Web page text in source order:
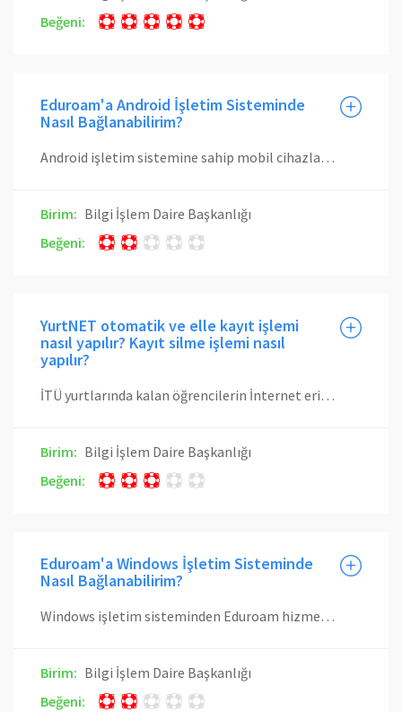
Beğeni:
Eduroam'a Android İşletim Sisteminde
Nasıl Bağlanabilirim?
Android işletim sistemine sahip mobil cihazlardan eduroam ağına bağlanmak için buradaki video takip edilmeli veya aşağıda verilen doküman takip edilmelidir. Mobil İşletim Sistemlerinde Eduroam Bağlantı Ayarları
Birim: Bilgi İşlem Daire Başkanlığı
Beğeni:
YurtNET otomatik ve elle kayıt işlemi
nasıl yapılır? Kayıt silme işlemi nasıl
yapılır?
İTÜ yurtlarında kalan öğrencilerin İnternet erişimi sağlamaları için yurtnet.itu.edu.tr üzerinden İnternet erişimi için kullanacakları Ethernet prizine kayıt olmaları gerekmektedir. Bunun için buradaki video veya aşağıdaki yönlendirmeler takip edilebilir. 1. Öncelikle İnternet erişimi sağlanması istenen cihaz kullanıcıya ait Ethernet prizine Ethernet kablosu yardımıyla bağlanmalıdır. Wi-Fi gibi, İnternet'e bağlanılmasını sağlayacak tüm bağlantılar kesilmeli ve tek İnternet erişim yolunun Ethernet olması sağlanmalıdır. Bu aşamada yalnızca yurtnet.itu.edu.tr sayfasına erişim izni olacak, kullanıcı bunun dışındaki İnternet sitelerine bağlanamaz durumda olacaktır. 2. Herhangi bir İnternet tarayıcısından yurtnet.itu.edu.tr sayfasına girdikten sonra YurtNET Sözleşmesi, sözleşmenin en altında bulunan Kabul Ediyorum düğmesine tıklanarak onaylanmalıdır. 3. Aktif olarak kullanılan bir e-posta adresi ve cep telefonu numarası ilgili kısımlara girildikten sonra Kaydol düğmesine tıklanmalıdır. Bu bilgiler kullanıcıyla iletişime geçilmesini gerektiren durumlarda kullanıldığından güncel bilgiler olması önem arz etmektedir. 4. Açılan sayfada Otomatik ve Elle Yurt Seçimi kısımları görülecektir. Zorunlu haller dışında izlenmesi önerilen yol Otomatik Yurt Seçimi seçeneğini kullanmaktır. Ayrıca Otomatik Yurt Seçimi seçeneği, prizde sizden önce başka bir kullanıcıya ait kayıt bulunması durumunda kayıt yapabilmenizin tek yoludur. Otomatik Yurt Seçimi seçeneği, bilgisayarınız Ethernet prizine bağlı değilse veya bağlı olmasına rağmen yurtnet.itu.edu.tr sayfasına Wi-Fi üzerinden erişiliyorsa görülemeyecektir. Otomatik Yurt Seçimi yapmak için "Yurt seçimini otomatik yapmak için onaylayınız." seçeneğinin yanındaki düğmeye basılmalıdır. Ardından bulunulan oda ve cihazın MAC adresi bilgileri yanlarındaki kutucuklar işaretlenerek onaylanmalı ve "Yurt seçimini onaylıyorum." düğmesi tıklanmalıdır. Yurt bilgilerini elle seçerek kayıt olmak için açılır listelerden bulunulan odaların bilgileri girilmeli, daha sonrasında cihazın Ethernet kartına ait MAC adresi eklenmelidir. 5. Kayıt işlemi başarıyla tamamlandığında İnternet erişimi açılmış olacaktır. Kayıt silme işlemi ise, yurtnet.itu.edu.tr sayfasında Ana Sayfa bölümünde bulunan Kaydımı Sil düğmesi ile yapılmaktadır. Bu işlem için cihazın prize bağlı olması gerekmemektedir.
Birim: Bilgi İşlem Daire Başkanlığı
Beğeni:
Eduroam'a Windows İşletim Sisteminde
Nasıl Bağlanabilirim?
Windows işletim sisteminden Eduroam hizmetinden yararlanmak için size uygun windows sürümüne göre aşağıdaki dokümanlardan uygun olanı takip etmelisiniz. Windows 8.1 İşletim Sistemi İçin Eduroam Ayarları Windows 8'de Kablosuz Eduroam Bağlantı Ayarları Windows 7'de Kablosuz Eduroam Bağlantı Ayarları Windows Vista'da Eduroam Bağlantı Ayarları Windows-XP'de Kablosuz Eduroam Bağlantı Ayarları Windows 10 İşletim Sistemi için Eduroam Ayarları
Birim: Bilgi İşlem Daire Başkanlığı
Beğeni: